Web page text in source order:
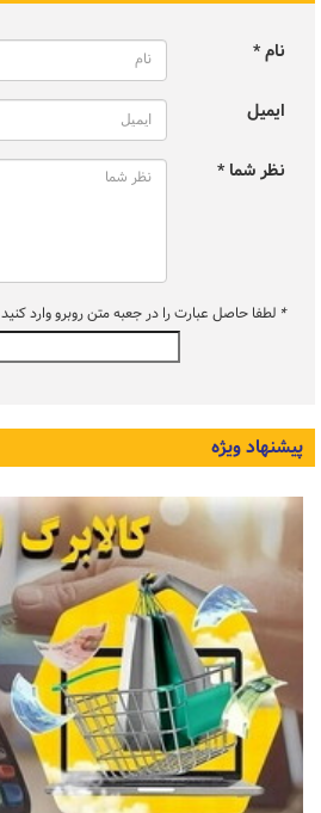
نام *
ایمیل
نظر شما *
* لطفا حاصل عبارت را در جعبه متن روبرو وارد کنید
پیشنهاد ویژه